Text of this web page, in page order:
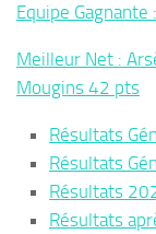
Equipe Gagnante
Meilleur Net :
Mougins 42 pts
Résultats
Résultats
Résultats
Résultats